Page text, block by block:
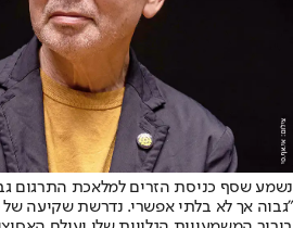
נשמע שסף כניסת הזרים למלאכת התרגום
"גבוה אך לא בלתי אפשרי. נדרשת שקיעה